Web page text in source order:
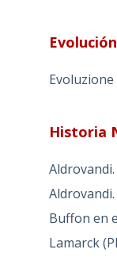
Evolución
Evoluzione
Historia
Buffon en
Lamarck